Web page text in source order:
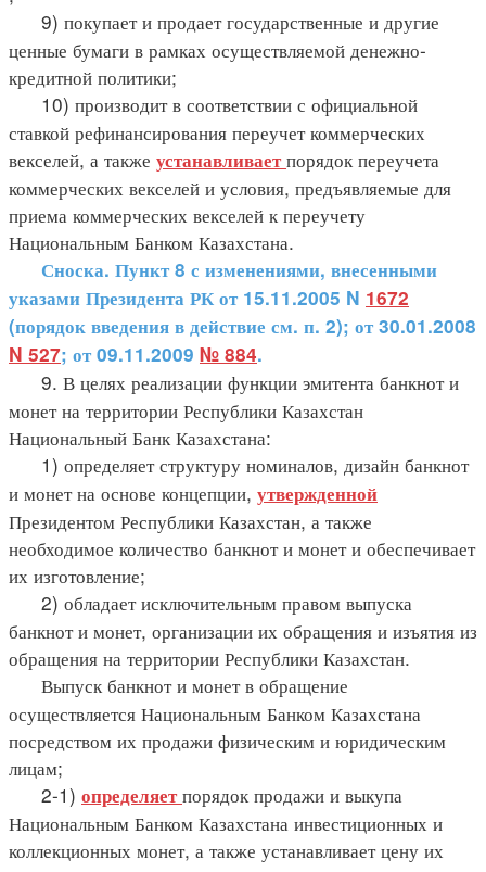
9) покупает и продает государственные и другие
ценные бумаги в рамках осуществляемой денежно-
кредитной политики;
10) производит в соответствии с официальной
ставкой рефинансирования переучет коммерческих
векселей, а также устанавливаетпорядок переучета
коммерческих векселей и условия, предъявляемые для
приема коммерческих векселей к переучету
Национальным Банком Казахстана.
Сноска. Пункт 8 с изменениями, внесенными
указами Президента РК от 15.11.2005 N 1672
(порядок введения в действие см. п. 2); от 30.01.2008
N 527; от 09.11.2009 № 884.
9. В целях реализации функции эмитента банкнот и
монет на территории Республики Казахстан
Национальный Банк Казахстана:
1) определяет структуру номиналов, дизайн банкнот
и монет на основе концепции, утвержденной
Президентом Республики Казахстан, а также
необходимое количество банкнот и монет и обеспечивает
их изготовление;
2) обладает исключительным правом выпуска
банкнот и монет, организации их обращения и изъятия из
обращения на территории Республики Казахстан.
Выпуск банкнот и монет в обращение
осуществляется Национальным Банком Казахстана
посредством их продажи физическим и юридическим
лицам;
2-1) определяетпорядок продажи и выкупа
Национальным Банком Казахстана инвестиционных и
коллекционных монет, а также устанавливает цену их